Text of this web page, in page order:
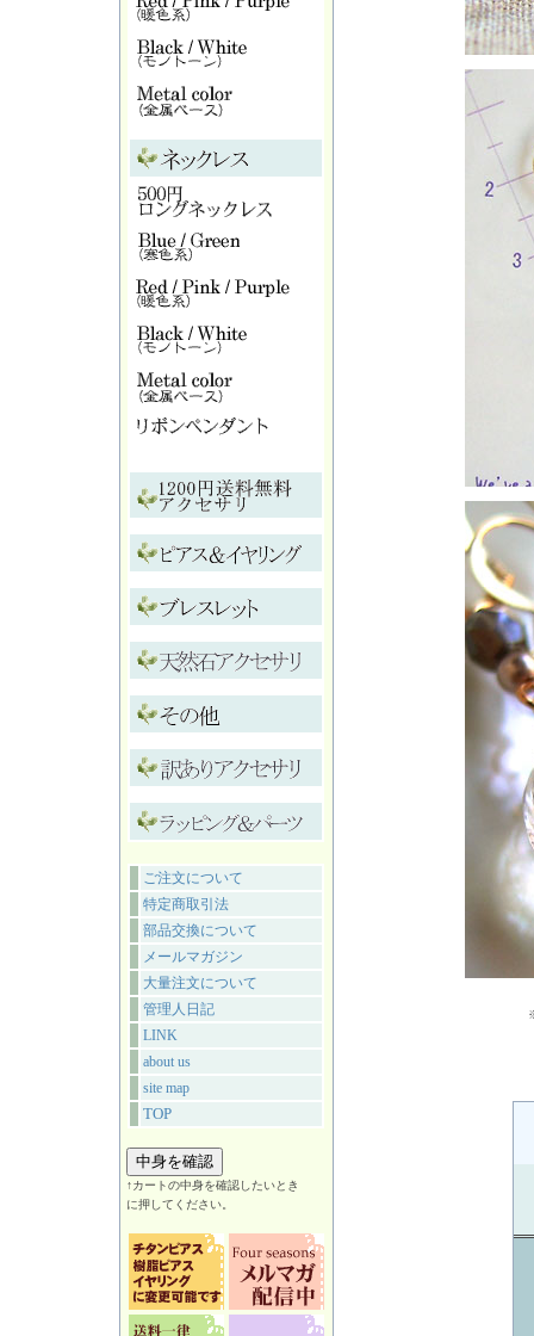
ご注文について
特定商取引法
部品交換について
メールマガジン
大量注文について
管理人日記
LINK
about us
site map
TOP
↑カートの中身を確認したいとき
に押してください。